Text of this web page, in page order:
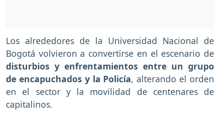
Los alrededores de la Universidad Nacional de
Bogotá volvieron a convertirse en el escenario de
disturbios y enfrentamientos entre un grupo
de encapuchados y la Policía, alterando el orden
en el sector y la movilidad de centenares de
capitalinos.